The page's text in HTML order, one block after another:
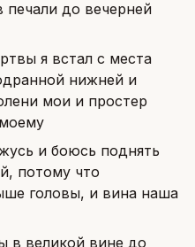
печали до вечерней
я встал с места
нижней и
мои и простер
и боюсь поднять
потому что
головы, и вина наша
в великой вине до